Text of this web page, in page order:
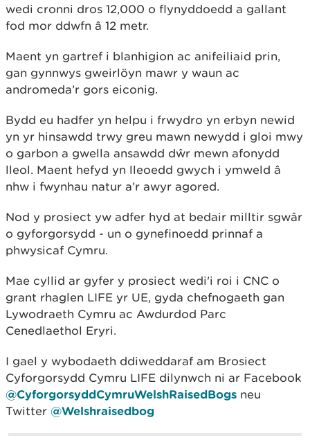
wedi cronni dros 12,000 o flynyddoedd a gallant
fod mor ddwfn â 12 metr.
Maent yn gartref i blanhigion ac anifeiliaid prin,
gan gynnwys gweirlöyn mawr y waun ac
andromeda’r gors eiconig.
Bydd eu hadfer yn helpu i frwydro yn erbyn newid
yn yr hinsawdd trwy greu mawn newydd i gloi mwy
o garbon a gwella ansawdd dŵr mewn afonydd
lleol. Maent hefyd yn lleoedd gwych i ymweld â
nhw i fwynhau natur a’r awyr agored.
Nod y prosiect yw adfer hyd at bedair milltir sgwâr
o gyforgorsydd - un o gynefinoedd prinnaf a
phwysicaf Cymru.
Mae cyllid ar gyfer y prosiect wedi'i roi i CNC o
grant rhaglen LIFE yr UE, gyda chefnogaeth gan
Lywodraeth Cymru ac Awdurdod Parc
Cenedlaethol Eryri.
I gael y wybodaeth ddiweddaraf am Brosiect
Cyforgorsydd Cymru LIFE dilynwch ni ar Facebook
@CyforgorsyddCymruWelshRaisedBogs neu
Twitter @Welshraisedbog